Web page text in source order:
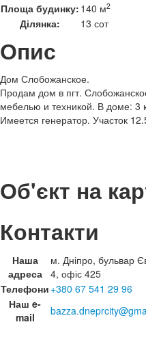
Площа будинку: 140 м2
Ділянка: 13 сот
Опис
Дом Слобожанское.
Продам дом в пгт.
мебелью и техникой. В доме: 3
Имеется генератор. Участок
Об'єкт на
Контакти
Наша
адреса
м. Дніпро, бульвар
4, офіс 425
Телефони +380 67 541 29 96
Наш e-
mail